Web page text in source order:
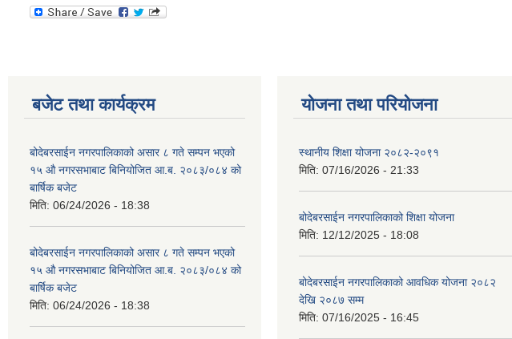
बजेट तथा कार्यक्रम
बोदेबरसाईन नगरपालिकाको असार ८ गते सम्पन भएको
१५ ‍‍‍औ नगरसभाबाट बिनियोजित आ.ब. २०८३/०८४ को
बार्षिक बजेट
मिति: 06/24/2026 - 18:38
बोदेबरसाईन नगरपालिकाको असार ८ गते सम्पन भएको
१५ ‍‍‍औ नगरसभाबाट बिनियोजित आ.ब. २०८३/०८४ को
बार्षिक बजेट
मिति: 06/24/2026 - 18:38
योजना तथा परियोजना
स्थानीय शिक्षा योजना २०८२-२०९१
मिति: 07/16/2026 - 21:33
बोदेबरसाईन नगरपालिकाको शिक्षा योजना
मिति: 12/12/2025 - 18:08
बोदेबरसाईन नगरपालिकाको आवधिक योजना २०८२
देखि २०८७ सम्म
मिति: 07/16/2025 - 16:45